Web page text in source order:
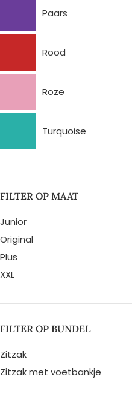
Paars
Rood
Roze
Turquoise
FILTER OP MAAT
Junior
Original
Plus
XXL
FILTER OP BUNDEL
Zitzak
Zitzak met voetbankje